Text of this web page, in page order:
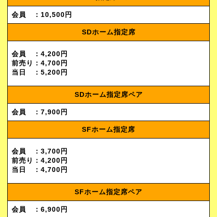
会員 ：10,500円
SDホーム指定席
会員 ：4,200円
前売り：4,700円
当日 ：5,200円
SDホーム指定席ペア
会員 ：7,900円
SFホーム指定席
会員 ：3,700円
前売り：4,200円
当日 ：4,700円
SFホーム指定席ペア
会員 ：6,900円